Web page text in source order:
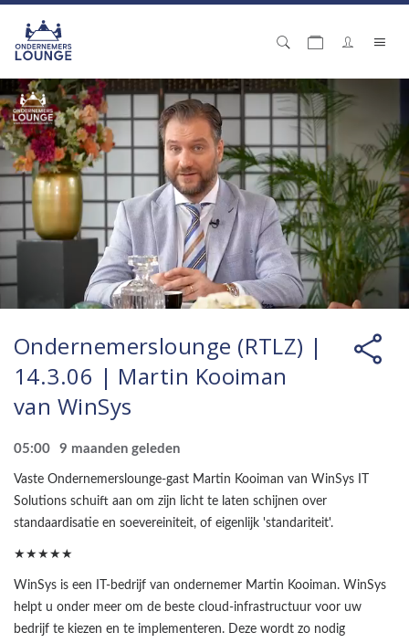
Ondernemerslounge (RTLZ) |
14.3.06 | Martin Kooiman
van WinSys
05:00 9 maanden geleden
Vaste Ondernemerslounge-gast Martin Kooiman van WinSys IT
Solutions schuift aan om zijn licht te laten schijnen over
standaardisatie en soevereiniteit, of eigenlijk 'standariteit'.
★★★★★
WinSys is een IT-bedrijf van ondernemer Martin Kooiman. WinSys
helpt u onder meer om de beste cloud-infrastructuur voor uw
bedrijf te kiezen en te implementeren. Deze wordt zo nodig